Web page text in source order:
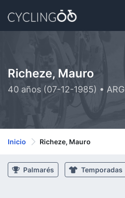
Richeze, Mauro
40 años (07-12-1985) • ARG
Inicio Richeze, Mauro
Palmarés Temporadas